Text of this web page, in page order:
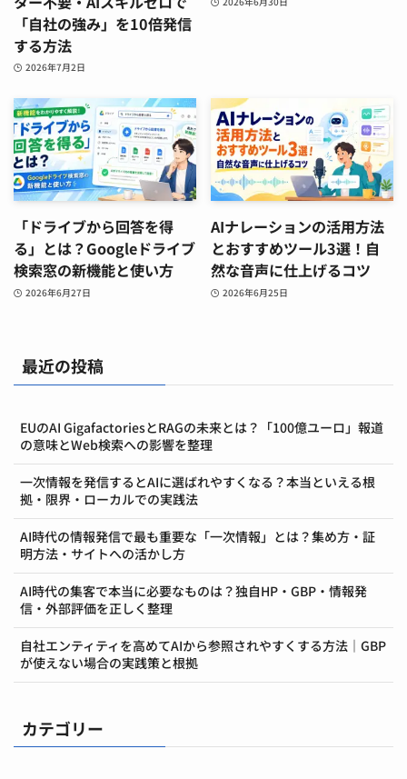
「自社の強み」を10倍発信
する方法
2026年7月2日
「ドライブから回答を得
る」とは？Googleドライブ
検索窓の新機能と使い方
2026年6月27日
AIナレーションの活用方法
とおすすめツール3選！自
然な音声に仕上げるコツ
2026年6月25日
最近の投稿
EUのAI GigafactoriesとRAGの未来とは？「100億ユーロ」報道
の意味とWeb検索への影響を整理
一次情報を発信するとAIに選ばれやすくなる？本当といえる根
拠・限界・ローカルでの実践法
AI時代の情報発信で最も重要な「一次情報」とは？集め方・証
明方法・サイトへの活かし方
AI時代の集客で本当に必要なものは？独自HP・GBP・情報発
信・外部評価を正しく整理
自社エンティティを高めてAIから参照されやすくする方法｜GBP
が使えない場合の実践策と根拠
カテゴリー